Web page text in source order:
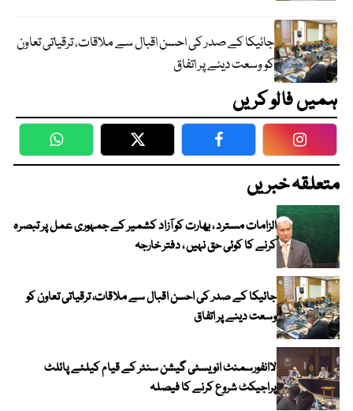
جائیکا کے صدر کی احسن اقبال سے ملاقات، ترقیاتی تعاون
کو وسعت دینے پر اتفاق
ہمیں فالو کریں
WhatsApp Twitter Facebook
متعلقہ خبریں
الزامات مسترد ، بھارت کو آزاد کشمیر کے جمہوری عمل پر تبصرہ
کرنے کا کوئی حق نہیں ، دفتر خارجہ
جائیکا کے صدر کی احسن اقبال سے ملاقات، ترقیاتی تعاون کو
وسعت دینے پر اتفاق
لاانفورسمنٹ انویسٹی گیشن سنٹر کے قیام کیلئے پائلٹ
پراجیکٹ شروع کرنے کا فیصلہ